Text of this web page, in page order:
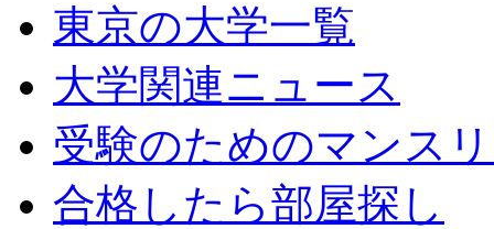
東京の大学一覧
大学関連ニュース
受験のためのマンス
合格したら部屋探し